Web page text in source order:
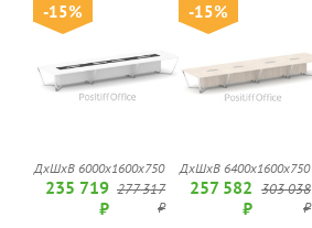
-15%
ДхШхВ 6000х1600х750
235 719
₽
277 317
₽
-15%
ДхШхВ 6400х1600х750
257 582
₽
303 038
₽